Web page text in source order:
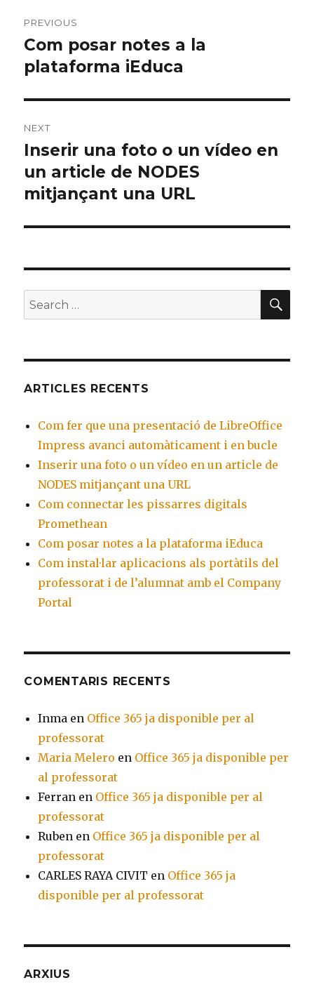
d'articles
PREVIOUS
Previous
post:
Com posar notes a la
plataforma iEduca
NEXT
Next
post:
Inserir una foto o un vídeo en
un article de NODES
mitjançant una URL
Search
for:
ARTICLES RECENTS
Com fer que una presentació de LibreOffice
Impress avanci automàticament i en bucle
Inserir una foto o un vídeo en un article de
NODES mitjançant una URL
Com connectar les pissarres digitals
Promethean
Com posar notes a la plataforma iEduca
Com instal·lar aplicacions als portàtils del
professorat i de l’alumnat amb el Company
Portal
COMENTARIS RECENTS
Inma en Office 365 ja disponible per al
professorat
Maria Melero en Office 365 ja disponible per
al professorat
Ferran en Office 365 ja disponible per al
professorat
Ruben en Office 365 ja disponible per al
professorat
CARLES RAYA CIVIT en Office 365 ja
disponible per al professorat
ARXIUS